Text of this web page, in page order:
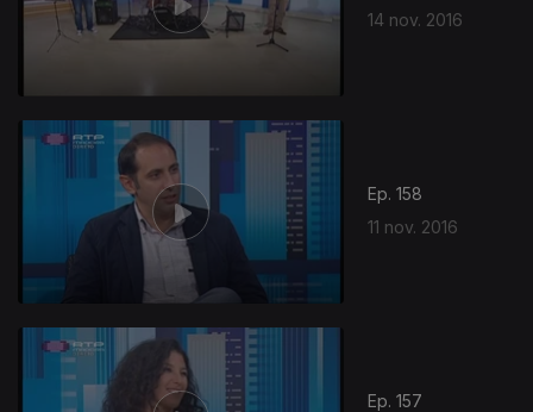
14 nov. 2016
Ep. 158
11 nov. 2016
Ep. 157